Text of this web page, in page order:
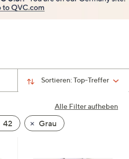
Sortieren:Top-Treffer
Alle Filter aufheben
42 Grau